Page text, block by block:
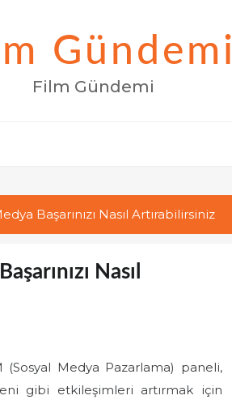
Gündemi
Film Gündemi
Başarınızı Nasıl Artırabilirsiniz
Nasıl
Medya Pazarlama) paneli,
gibi etkileşimleri artırmak için